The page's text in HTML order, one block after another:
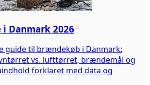
Danmark 2026
guide til brændekøb i Danmark:
vs. lufttørret, brændemål og
forklaret med data og